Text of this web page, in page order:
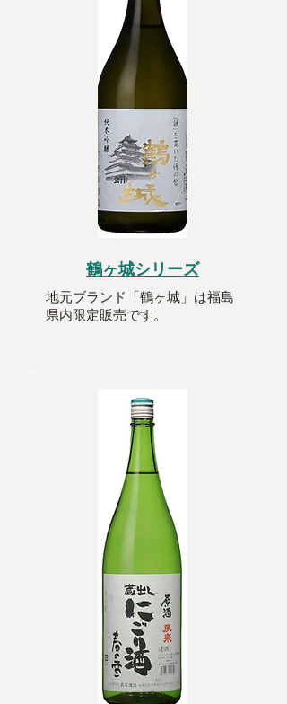
鶴ヶ城シリーズ
地元ブランド「鶴ヶ城」は福島
県内限定販売です。